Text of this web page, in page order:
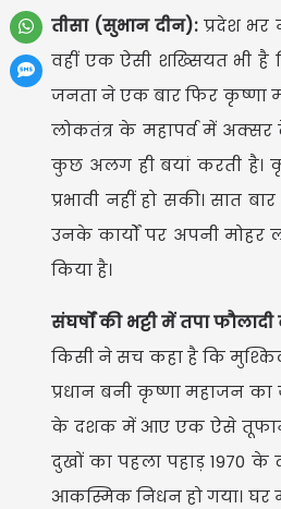
तीसा (सुभान दीन): प्रदेश भर
वहीं एक ऐसी शख्सियत भी है
जनता ने एक बार फिर कृष्णा
लोकतंत्र के महापर्व में अक्सर
कुछ अलग ही बयां करती है।
प्रभावी नहीं हो सकी। सात
उनके कार्यों पर अपनी मोहर
किया है।
​संघर्षों की भट्टी में तपा फौलादी
​किसी ने सच कहा है कि मुश्किलें
प्रधान बनी कृष्णा महाजन
के दशक में आए एक ऐसे तूफान
दुखों का पहला पहाड़ 1970
आकस्मिक निधन हो गया।